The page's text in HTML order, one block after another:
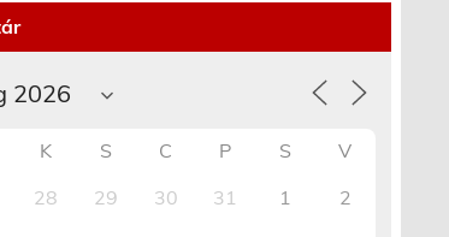
K S C P S
V
28 29 30 31 1 2